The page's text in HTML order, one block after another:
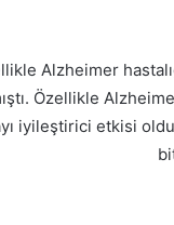
Alzheimer
Özellikle
iyileştirici etkisi